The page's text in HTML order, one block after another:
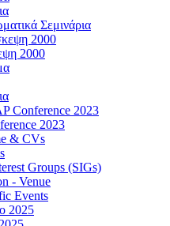
Σεμινάρια
2000
2000
Conference 2023
2023
& CVs
Groups (SIGs)
- Venue
Events
2025